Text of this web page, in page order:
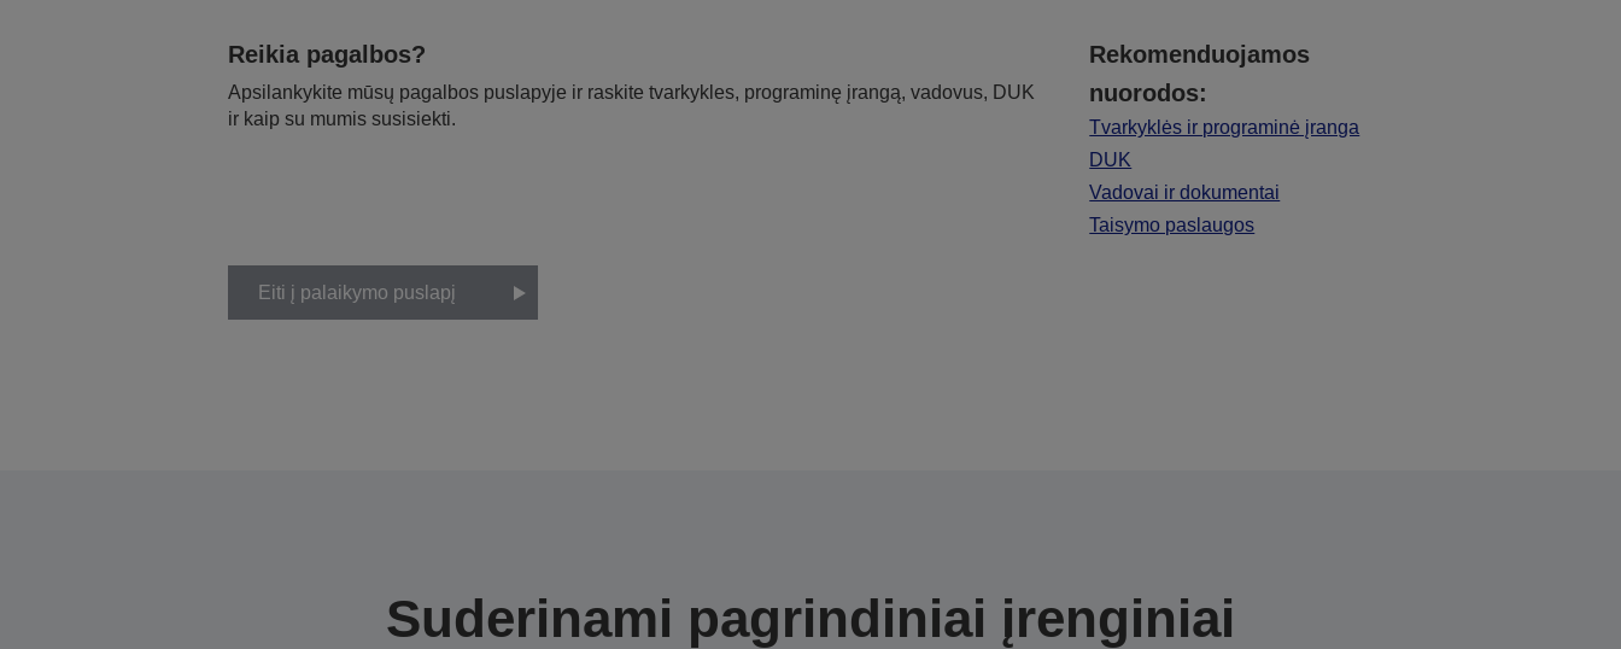
Reikia pagalbos?
Apsilankykite mūsų pagalbos puslapyje ir raskite tvarkykles, programinę įrangą, vadovus, DUK
ir kaip su mumis susisiekti.
Rekomenduojamos
nuorodos:
Tvarkyklės ir programinė įranga
DUK
Vadovai ir dokumentai
Taisymo paslaugos
Eiti į palaikymo puslapį
Suderinami pagrindiniai įrenginiai